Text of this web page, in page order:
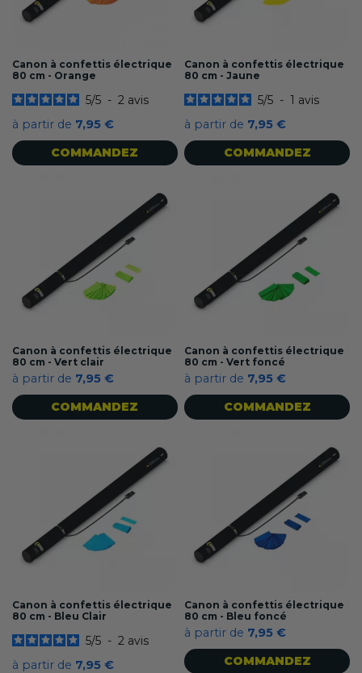
Canon à confettis électrique
80 cm - Orange
5/5 - 2 avis
à partir de 7,95 €
COMMANDEZ
Canon à confettis électrique
80 cm - Jaune
5/5 - 1 avis
à partir de 7,95 €
COMMANDEZ
Canon à confettis électrique
80 cm - Vert clair
à partir de 7,95 €
COMMANDEZ
Canon à confettis électrique
80 cm - Vert foncé
à partir de 7,95 €
COMMANDEZ
Canon à confettis électrique
80 cm - Bleu Clair
5/5 - 2 avis
à partir de 7,95 €
Canon à confettis électrique
80 cm - Bleu foncé
à partir de 7,95 €
COMMANDEZ